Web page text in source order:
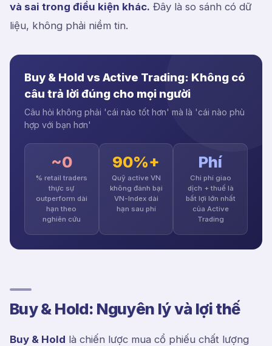
và sai trong điều kiện khác. Đây là so sánh có dữ
liệu, không phải niềm tin.
Buy & Hold vs Active Trading: Không có
câu trả lời đúng cho mọi người
Câu hỏi không phải 'cái nào tốt hơn' mà là 'cái nào phù
hợp với bạn hơn'
~0
% retail traders
thực sự
outperform dài
hạn theo
nghiên cứu
90%+
Quỹ active VN
không đánh bại
VN-Index dài
hạn sau phí
Phí
Chi phí giao
dịch + thuế là
bất lợi lớn nhất
của Active
Trading
Buy & Hold: Nguyên lý và lợi thế
Buy & Hold là chiến lược mua cổ phiếu chất lượng